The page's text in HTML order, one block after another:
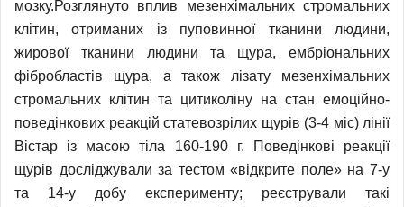
мозку.Розглянуто вплив мезенхімальних стромальних
клітин, отриманих із пуповинної тканини людини,
жирової тканини людини та щура, ембріональних
фібробластів щура, а також лізату мезенхімальних
стромальних клітин та цитиколіну на стан емоційно-
поведінкових реакцій статевозрілих щурів (3-4 міс) лінії
Вістар із масою тіла 160-190 г. Поведінкові реакції
щурів досліджували за тестом «відкрите поле» на 7-у
та 14-у добу експерименту; реєстрували такі